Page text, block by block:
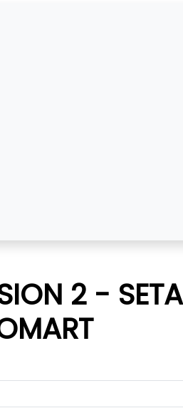
2 -